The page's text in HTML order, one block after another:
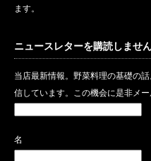
ます。
ニュースレターを購読しませ
当店最新情報。野菜料理の基礎の
信しています。この機会に是非メ
名